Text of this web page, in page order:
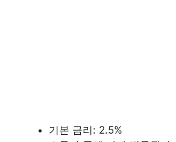
기본 금리: 2.5%